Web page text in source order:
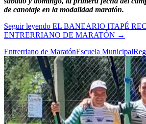
de canotaje en la modalidad maratón.
Seguir leyendo EL BANEARIO ITAPÉ
ENTRERRIANO DE MARATÓN →
Entrerriano de MaratónEscuela Municipal